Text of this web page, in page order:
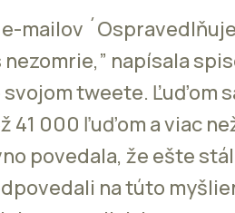
mailov
nezomrie,” napísala
tweete. Ľuďom
41 000 ľuďom a viac
povedala, že ešte
na túto